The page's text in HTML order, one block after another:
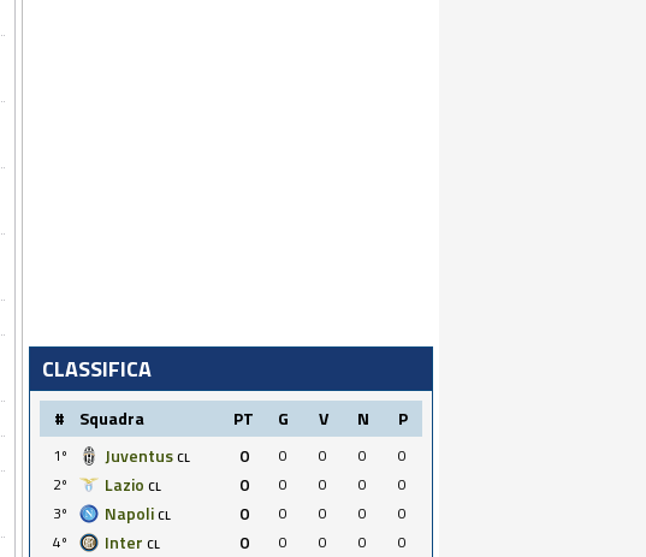
CLASSIFICA
# Squadra PT G V N P
1º Juventus CL 0 0 0 0
0
2º
Lazio CL 0 0 0 0
0
3º
Napoli CL 0 0 0 0
0
4º
Inter CL 0 0 0 0
0